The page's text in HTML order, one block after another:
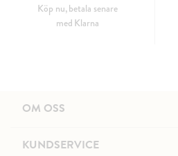
Köp nu, betala senare
med Klarna
OM OSS
KUNDSERVICE